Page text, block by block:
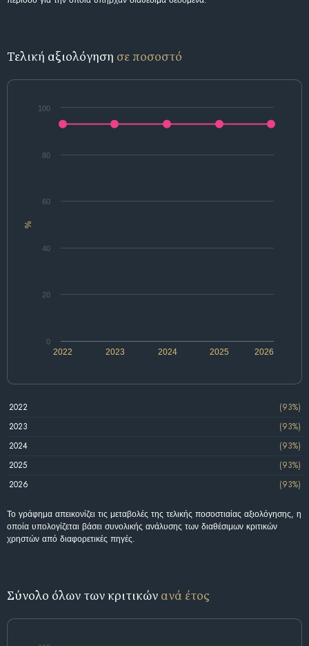
Τελική αξιολόγηση σε ποσοστό
%
2022 2024 2026
2023 2025
0
20
40
60
80
100
2022
(93%)
2023
(93%)
2024
(93%)
2025
(93%)
2026
(93%)
Το γράφημα απεικονίζει τις μεταβολές της τελικής ποσοστιαίας αξιολόγησης, η
οποία υπολογίζεται βάσει συνολικής ανάλυσης των διαθέσιμων κριτικών
χρηστών από διαφορετικές πηγές.
Σύνολο όλων των κριτικών ανά έτος